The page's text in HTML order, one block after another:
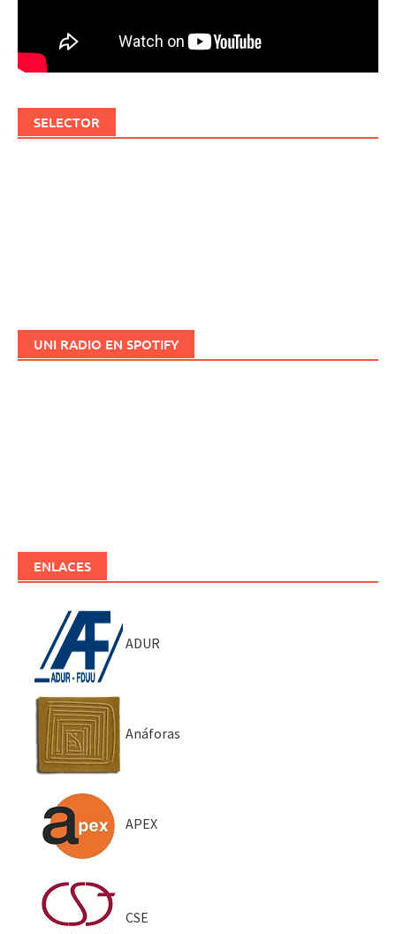
SELECTOR
UNI RADIO EN SPOTIFY
ENLACES
ADUR
Anáforas
APEX
CSE